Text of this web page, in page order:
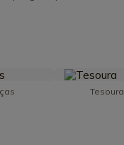
Tesoura